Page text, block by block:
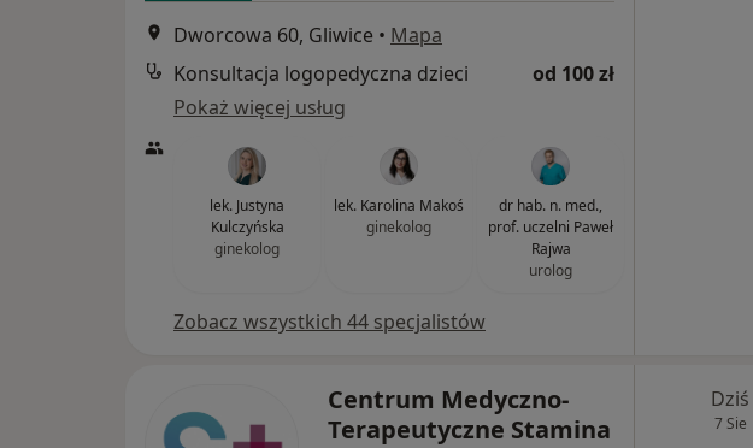
Dworcowa 60, Gliwice • Mapa
Konsultacja logopedyczna dzieci
od 100 zł
Pokaż więcej usług
lek. Justyna
Kulczyńska
ginekolog
lek. Karolina Makoś
ginekolog
dr hab. n. med.,
prof. uczelni Paweł
Rajwa
urolog
Zobacz wszystkich 44 specjalistów
Centrum Medyczno-
Terapeutyczne Stamina
Dziś
7 Sie